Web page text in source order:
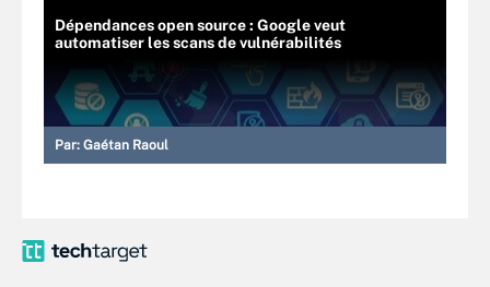
Dépendances open source : Google veut
automatiser les scans de vulnérabilités
Par: Gaétan Raoul